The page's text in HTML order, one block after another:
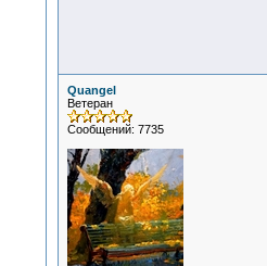
Quangel
Ветеран
Сообщений: 7735